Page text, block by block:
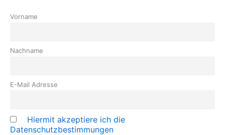
Vorname
Nachname
E-Mail Adresse
Hiermit akzeptiere ich die
Datenschutzbestimmungen